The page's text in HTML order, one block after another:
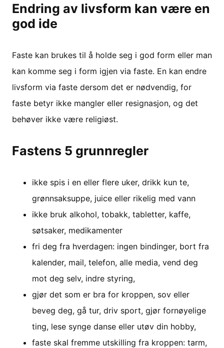
Endring av livsform kan være en
god ide
Faste kan brukes til å holde seg i god form eller man
kan komme seg i form igjen via faste. En kan endre
livsform via faste dersom det er nødvendig, for
faste betyr ikke mangler eller resignasjon, og det
behøver ikke være religiøst.
Fastens 5 grunnregler
ikke spis i en eller flere uker, drikk kun te,
grønnsaksuppe, juice eller rikelig med vann
ikke bruk alkohol, tobakk, tabletter, kaffe,
søtsaker, medikamenter
fri deg fra hverdagen: ingen bindinger, bort fra
kalender, mail, telefon, alle media, vend deg
mot deg selv, indre styring,
gjør det som er bra for kroppen, sov eller
beveg deg, gå tur, driv sport, gjør fornøyelige
ting, lese synge danse eller utøv din hobby,
faste skal fremme utskilling fra kroppen: tarm,